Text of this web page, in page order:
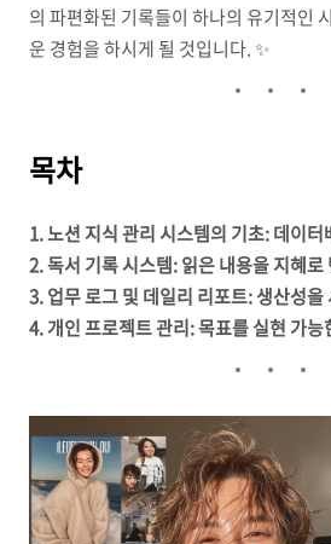
의 파편화된 기록들이 하나의 유기적인
운 경험을 하시게 될 것입니다. ✨
목차
1. 노션 지식 관리 시스템의 기초: 데이
2. 독서 기록 시스템: 읽은 내용을 지혜
3. 업무 로그 및 데일리 리포트: 생산성
4. 개인 프로젝트 관리: 목표를 실현 가